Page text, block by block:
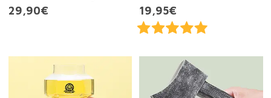
29,90€
19,95€